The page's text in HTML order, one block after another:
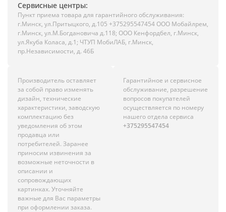
Сервисные центры:
Пункт приема товара для гарантийного обслуживания:
г.Минск, ул.Притыцкого, д.105 +375295547454 ООО Мобайлрем,
г.Минск, ул.М.Богдановича д.118; ООО Кенфордбел, г.Минск,
ул.Якуба Коласа, д.1; ЧТУП МобиЛАБ, г.Минск,
пр.Независимости, д. 46Б
Производитель оставляет
за собой право изменять
дизайн, технические
характеристики, заводскую
комплектацию без
уведомления об этом
продавца или
потребителей. Заранее
приносим извинения за
возможные неточности в
описании и
сопровождающих
картинках. Уточняйте
важные для Вас параметры
при оформлении заказа.
Гарантийное и сервисное
обслуживание, разрешение
вопросов покупателей
осуществляется по номеру
нашего отдела сервиса
+375295547454